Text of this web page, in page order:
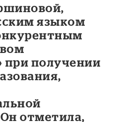
языком
при получении
отметила,